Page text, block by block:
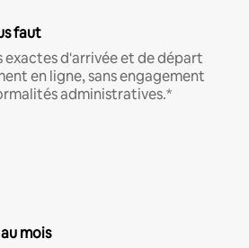
faut
exactes d'arrivée et de départ
en ligne, sans engagement
administratives.*
mois